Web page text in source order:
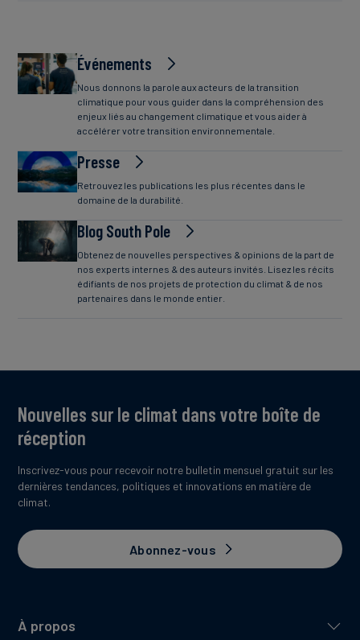
Événements
Nous donnons la parole aux acteurs de la transition
climatique pour vous guider dans la compréhension des
enjeux liés au changement climatique et vous aider à
accélérer votre transition environnementale.
Presse
Retrouvez les publications les plus récentes dans le
domaine de la durabilité.
Blog South Pole
Obtenez de nouvelles perspectives & opinions de la part de
nos experts internes & des auteurs invités. Lisez les récits
édifiants de nos projets de protection du climat & de nos
partenaires dans le monde entier.
À propos
Nouvelles sur le climat dans votre boîte de
réception
Inscrivez-vous pour recevoir notre bulletin mensuel gratuit sur les
dernières tendances, politiques et innovations en matière de
climat.
Abonnez-vous